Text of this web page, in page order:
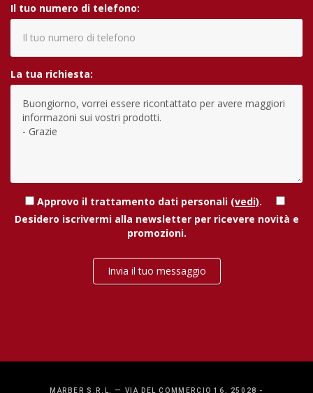
Il tuo numero di telefono:
La tua richiesta:
Approvo il trattamento dati personali (vedi).
Desidero iscrivermi alla newsletter per ricevere novità e
promozioni.
Invia il tuo messaggio
MARBER S.R.L. — VIA DEL COMMERCIO 16, 25028 -